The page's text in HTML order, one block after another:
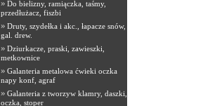
» Do bielizny, ramiączka, taśmy,
przedłużacz, fiszbi
» Druty, szydełka i akc., łapacze snów,
gal. drew.
» Dziurkacze, praski, zawieszki,
metkownice
» Galanteria metalowa ćwieki oczka
napy konf, agraf
» Galanteria z tworzyw klamry, daszki,